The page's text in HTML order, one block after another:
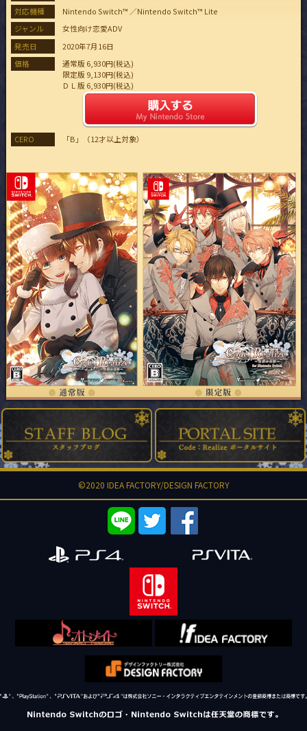
対応機種
Nintendo Switch™ ／Nintendo Switch™ Lite
ジャンル
女性向け恋愛ADV
発売日
2020年7月16日
価格
通常版 6,930円(税込)
限定版 9,130円(税込)
ＤＬ版 6,930円(税込)
CERO 「B」（12才以上対象）
©2020 IDEA FACTORY/DESIGN FACTORY